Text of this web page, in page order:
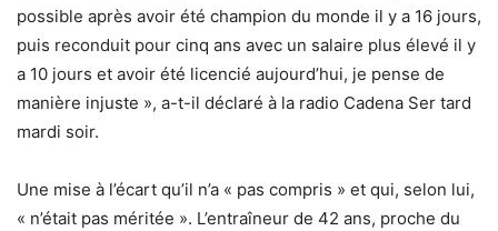
possible après avoir été champion du monde il y a 16 jours,
puis reconduit pour cinq ans avec un salaire plus élevé il y
a 10 jours et avoir été licencié aujourd’hui, je pense de
manière injuste », a-t-il déclaré à la radio Cadena Ser tard
mardi soir.
Une mise à l’écart qu’il n’a « pas compris » et qui, selon lui,
« n’était pas méritée ». L’entraîneur de 42 ans, proche du